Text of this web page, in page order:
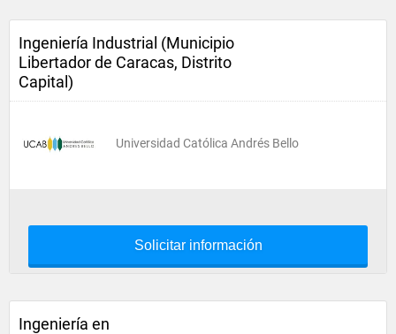
Ingeniería Industrial (Municipio
Libertador de Caracas, Distrito
Capital)
Universidad Católica Andrés Bello
Solicitar información
Ingeniería en